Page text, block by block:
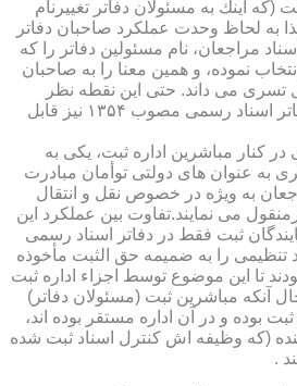
(كه اینك به مسئولان دفاتر تغییرنام
به لحاظ وحدت عملكرد صاحبان دفاتر
مراجعان، نام مسئولین دفاتر را كه
نموده، و همین معنا را به صاحبان
تسری می داند. حتی این نقطه نظر
بعدها در ماده ۲۹ قانون دفاتر اسناد رسمی مصوب ۱۳۵۴ نیز قابل
كنار مباشرین اداره ثبت، یكی به
به عنوان های دولتی توأمان مبادرت
به ویژه در خصوص نقل و انتقال
می نمایند.تفاوت بین عملكرد این
ثبت فقط در دفاتر اسناد رسمی
تنظیمی را به ضمیمه حق الثبت مأخوذه
تا این موضوع توسط اجزاء اداره ثبت
آنكه مباشرین ثبت (مسئولان دفاتر)
بوده و در آن اداره مستقر بوده اند،
(كه وظیفه اش كنترل اسناد ثبت شده
.